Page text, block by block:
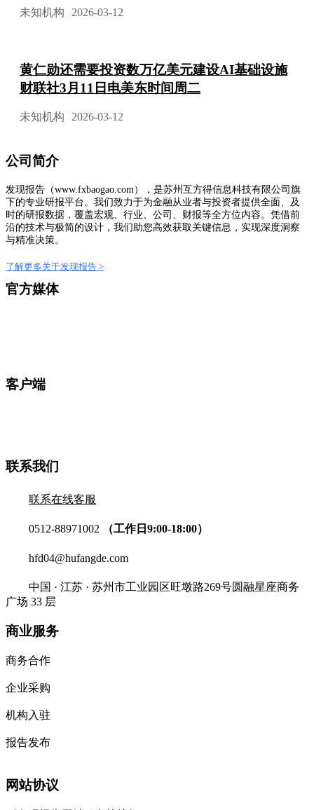
未知机构 2026-03-12
黄仁勋还需要投资数万亿美元建设AI基础设施
财联社3月11日电美东时间周二
未知机构 2026-03-12
公司简介
发现报告（www.fxbaogao.com），是苏州互方得信息科技有限公司旗
下的专业研报平台。我们致力于为金融从业者与投资者提供全面、及
时的研报数据，覆盖宏观、行业、公司、财报等全方位内容。凭借前
沿的技术与极简的设计，我们助您高效获取关键信息，实现深度洞察
与精准决策。
了解更多关于发现报告 >
官方媒体
客户端
联系我们
联系在线客服
0512-88971002 （工作日9:00-18:00）
hfd04@hufangde.com
中国 · 江苏 · 苏州市工业园区旺墩路269号圆融星座商务
广场 33 层
商业服务
商务合作
企业采购
机构入驻
报告发布
网站协议